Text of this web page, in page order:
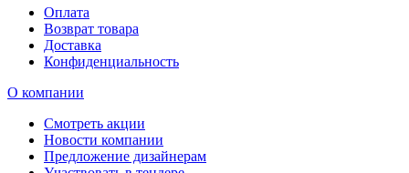
Оплата
Возврат товара
Доставка
Конфиденциальность
О компании
Смотреть акции
Новости компании
Предложение дизайнерам